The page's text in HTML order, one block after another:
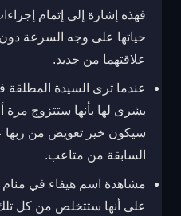
فهذه إشارة إلى إتمام
حياتها على وجه السرعة
علاقتهما من جديد.
عندما ترى السيدة
بشرى لها بأنها ستتزوج
سيكون خير تعويض من ربها
السابقة من متاعب.
مشاهدة اسم هيفاء في منام
على أنها ستتخلص من كل تلك